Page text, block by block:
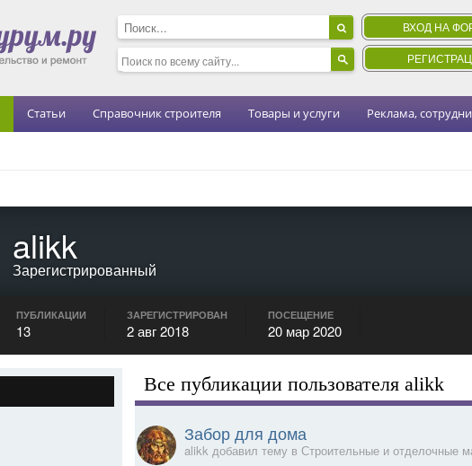
ВХОД НА
Статьи Справочник строителя Товары и услуги Реклама,
alikk
Зарегистрированный
ПУБЛИКАЦИИ
13
ЗАРЕГИСТРИРОВАН
2 авг 2018
ПОСЕЩЕНИЕ
20 мар 2020
Все публикации пользователя alikk
Забор для дома
alikk добавил тему в Строительные и отделочные